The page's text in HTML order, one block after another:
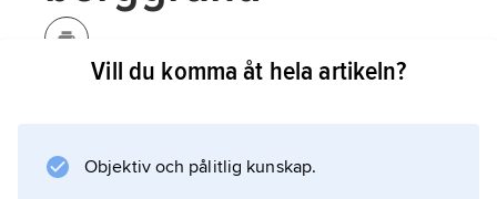
höjdrygg, som ligger i öster, parallellt med
kusten. Kustområdet i öster är därför smalt, ca
Vill du komma åt hela artikeln?
Objektiv och pålitlig kunskap.